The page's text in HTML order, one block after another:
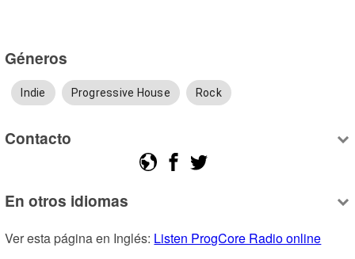
Géneros
Indie Progressive House Rock
Contacto
En otros idiomas
Ver esta página en Inglés: Listen ProgCore Radio online